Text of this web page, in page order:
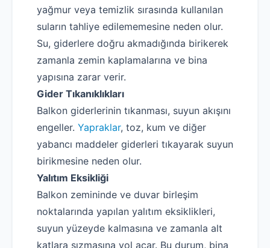
yağmur veya temizlik sırasında kullanılan
suların tahliye edilememesine neden olur.
Su, giderlere doğru akmadığında birikerek
zamanla zemin kaplamalarına ve bina
yapısına zarar verir.
Gider Tıkanıklıkları
Balkon giderlerinin tıkanması, suyun akışını
engeller. Yapraklar, toz, kum ve diğer
yabancı maddeler giderleri tıkayarak suyun
birikmesine neden olur.
Yalıtım Eksikliği
Balkon zemininde ve duvar birleşim
noktalarında yapılan yalıtım eksiklikleri,
suyun yüzeyde kalmasına ve zamanla alt
katlara sızmasına yol açar. Bu durum, bina